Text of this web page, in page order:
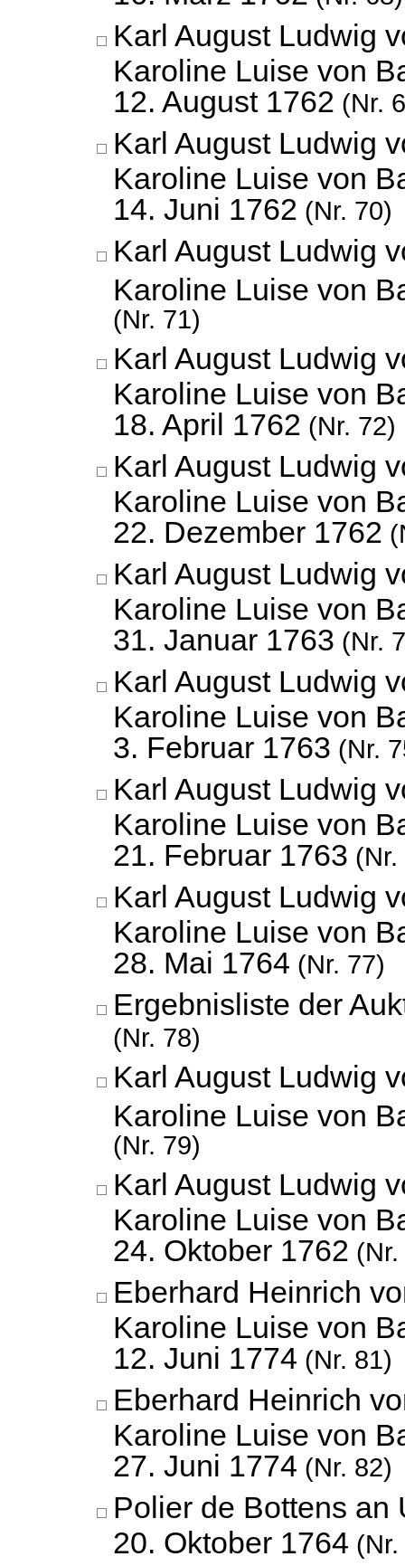
Karl August Ludwig
Karoline Luise von
12. August 1762 (Nr.
Karl August Ludwig
Karoline Luise von
14. Juni 1762 (Nr. 70)
Karl August Ludwig
Karoline Luise von
(Nr. 71)
Karl August Ludwig
Karoline Luise von
18. April 1762 (Nr. 72)
Karl August Ludwig
Karoline Luise von
22. Dezember 1762
Karl August Ludwig
Karoline Luise von
31. Januar 1763 (Nr.
Karl August Ludwig
Karoline Luise von
3. Februar 1763 (Nr.
Karl August Ludwig
Karoline Luise von
21. Februar 1763 (Nr.
Karl August Ludwig
Karoline Luise von
28. Mai 1764 (Nr. 77)
Ergebnisliste der
(Nr. 78)
Karl August Ludwig
Karoline Luise von
(Nr. 79)
Karl August Ludwig
Karoline Luise von
24. Oktober 1762
Eberhard Heinrich
Karoline Luise von
12. Juni 1774 (Nr. 81)
Eberhard Heinrich
Karoline Luise von
27. Juni 1774 (Nr. 82)
Polier de Bottens an
20. Oktober 1764